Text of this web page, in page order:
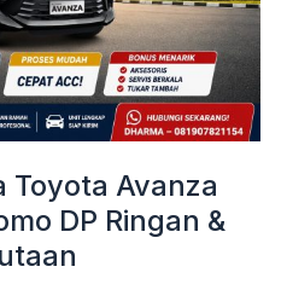
Toyota Avanza
DP Ringan &